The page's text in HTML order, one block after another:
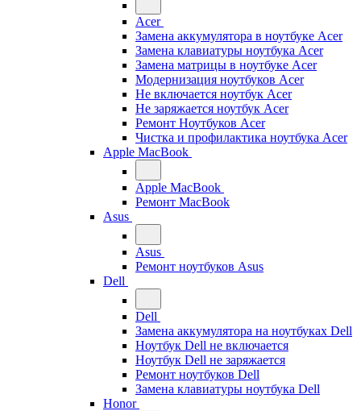
Acer
Замена аккумулятора в ноутбуке Acer
Замена клавиатуры ноутбука Acer
Замена матрицы в ноутбуке Acer
Модернизация ноутбуков Acer
Не включается ноутбук Acer
Не заряжается ноутбук Acer
Ремонт Ноутбуков Acer
Чистка и профилактика ноутбука Acer
Apple MacBook
Apple MacBook
Ремонт MacBook
Asus
Asus
Ремонт ноутбуков Asus
Dell
Dell
Замена аккумулятора на ноутбуках Dell
Ноутбук Dell не включается
Ноутбук Dell не заряжается
Ремонт ноутбуков Dell
Замена клавиатуры ноутбука Dell
Honor